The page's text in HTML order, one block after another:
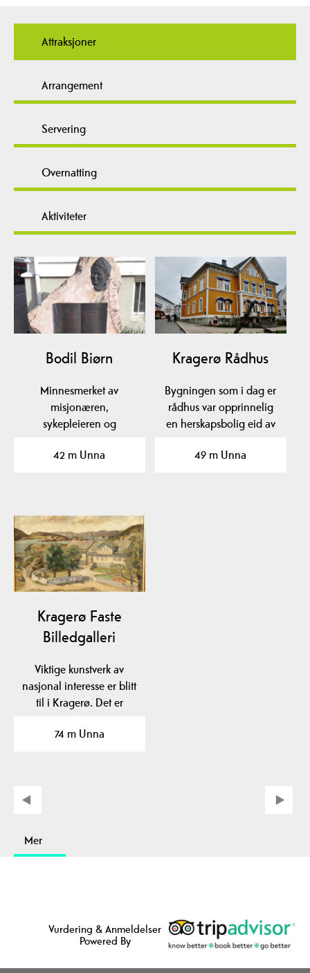
Attraksjoner
Arrangement
Servering
Overnatting
Aktiviteter
Bodil Biørn
Minnesmerket av
misjonæren,
sykepleieren og
Catharina Biørn…
42 m Unna
Kragerø Rådhus
Bygningen som i dag er
rådhus var opprinnelig
en herskapsbolig eid av
49 m Unna
Kragerø Faste
Billedgalleri
Viktige kunstverk av
nasjonal interesse er blitt
til i Kragerø. Det er
74 m Unna
Mer
Vurdering & Anmeldelser
Powered By